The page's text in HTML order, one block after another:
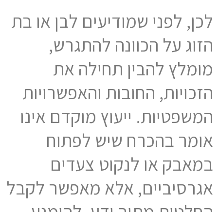
לכן, לפני שמודיעים לבן או בת
הזוג על הכוונה להתגרש,
מומלץ להבין תחילה את
הזכויות, החובות והאפשרויות
המשפטיות. ייעוץ מוקדם אינו
אומר בהכרח שיש לפתוח
במאבק או לנקוט צעדים
אגרסיביים, אלא מאפשר לקבל